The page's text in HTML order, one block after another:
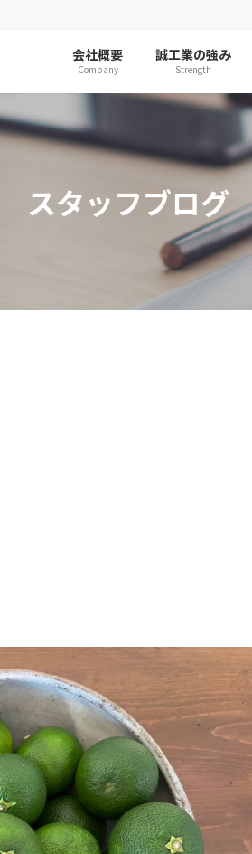
会社概要
Company
誠工業の強み
Strength
スタッフブログ